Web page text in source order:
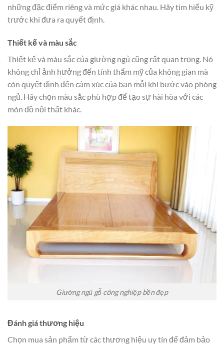
những đặc điểm riêng và mức giá khác nhau. Hãy tìm hiểu kỹ
trước khi đưa ra quyết định.
Thiết kế và màu sắc
Thiết kế và màu sắc của giường ngủ cũng rất quan trọng. Nó
không chỉ ảnh hưởng đến tính thẩm mỹ của không gian mà
còn quyết định đến cảm xúc của bạn mỗi khi bước vào phòng
ngủ. Hãy chọn màu sắc phù hợp để tạo sự hài hòa với các
món đồ nội thất khác.
Giường ngủ gỗ công nghiệp bền đẹp
Đánh giá thương hiệu
Chọn mua sản phẩm từ các thương hiệu uy tín để đảm bảo